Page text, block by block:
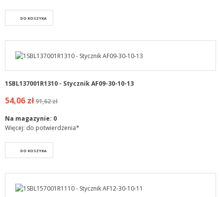
DO KOSZYKA
1SBL137001R1310 - Stycznik AF09-30-10-13
54,06 zł91,62 zł
Na magazynie: 0
Więcej: do potwierdzenia*
DO KOSZYKA